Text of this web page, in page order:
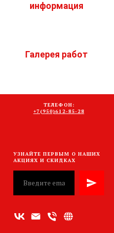
информация
Галерея работ
ТЕЛЕФОН:
+7(950)612-85-28
УЗНАЙТЕ ПЕРВЫМ О НАШИХ
АКЦИЯХ И СКИДКАХ